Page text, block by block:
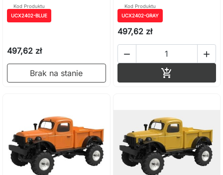
Kod Produktu
UCX2402-BLUE
497,62 zł
Brak na stanie
Kod Produktu
UCX2402-GRAY
497,62 zł
 
